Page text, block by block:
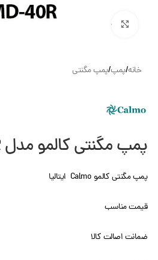
بزرگنمایی تصویر
خانه/پمپ/پمپ مگنتی
پمپ مگنتی کالمو مدل MD-40R
پمپ مگنتی کالمو Calmo ایتالیا
قیمت مناسب
ضمانت اصالت کالا